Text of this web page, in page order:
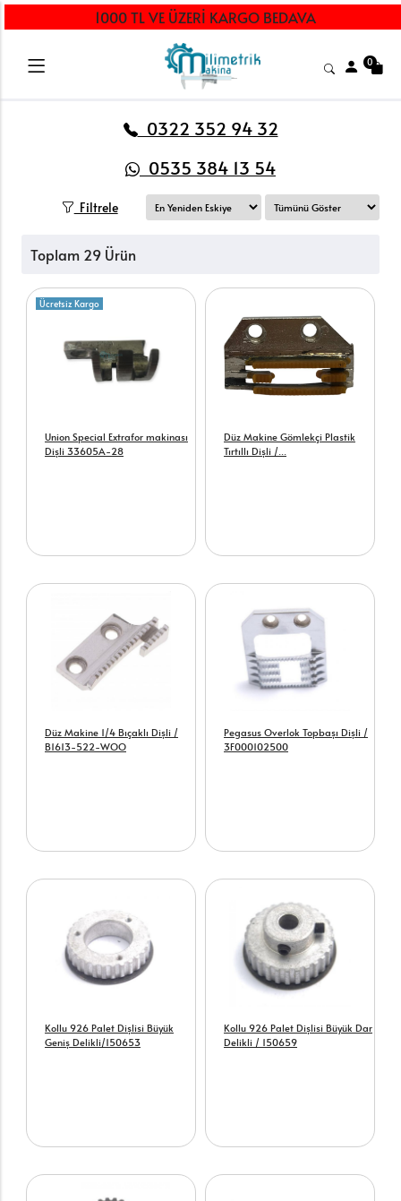
1000 TL VE ÜZERİ KARGO BEDAVA
0
0322 352 94 32
0535 384 13 54
Filtrele
Toplam 29 Ürün
Ücretsiz Kargo
Union Special Extrafor makinası
Dişli 33605A-28
Düz Makine Gömlekçi Plastik
Tırtıllı Dişli /...
Düz Makine 1/4 Bıçaklı Dişli /
B1613-522-WOO
Pegasus Overlok Topbaşı Dişli /
3F000102500
Kollu 926 Palet Dişlisi Büyük
Geniş Delikli/150653
Kollu 926 Palet Dişlisi Büyük Dar
Delikli / 150659